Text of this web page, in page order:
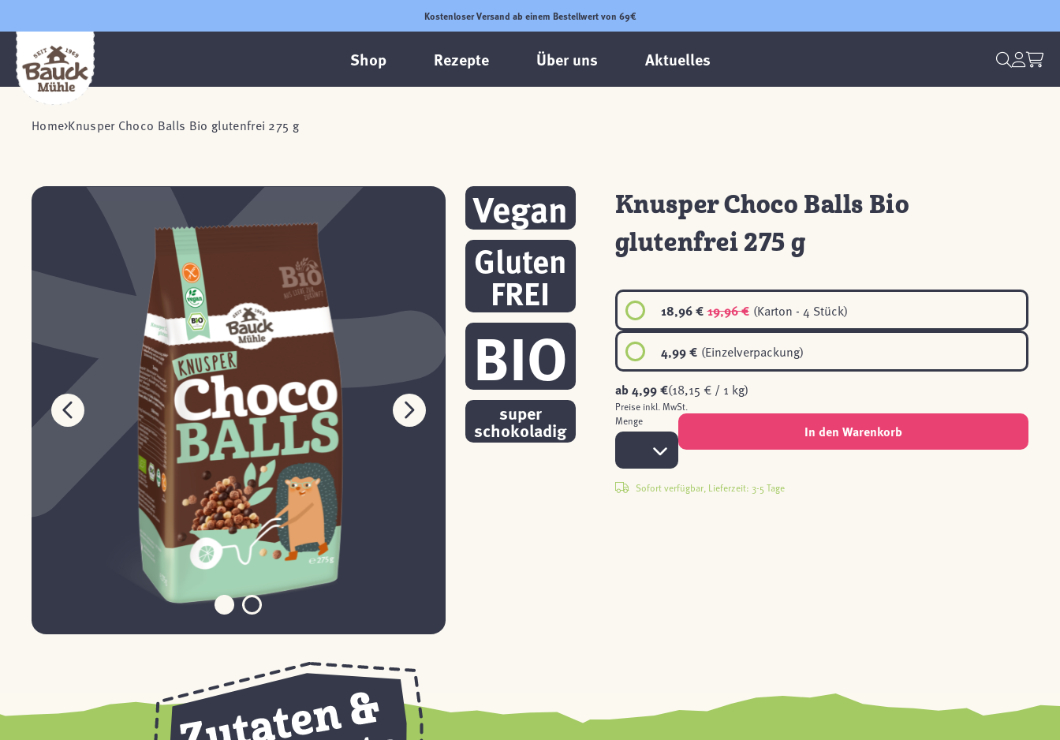
Kostenloser Versand ab einem Bestellwert von 69€
Shop Rezepte Über uns Aktuelles
Home Knusper Choco Balls Bio glutenfrei 275 g
Vegan
Gluten
FREI
BIO
super
schokoladig
Knusper Choco Balls Bio
glutenfrei 275 g
18,96 € 19,96 € (Karton - 4 Stück)
4,99 € (Einzelverpackung)
ab4,99 €(18,15 € / 1 kg)
Preise inkl. MwSt.
Menge
In den Warenkorb
Sofort verfügbar, Lieferzeit: 3-5 Tage